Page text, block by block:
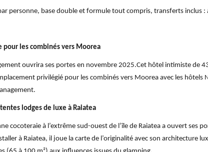
personne, base double et formule tout compris, transferts inclus :
les combinés vers Moorea
ouvrira ses portes en novembre 2025.Cet hôtel intimiste de
privilégié pour les combinés vers Moorea avec les hôtels
lodges de luxe à Raiatea
cocoteraie à l’extrême sud-ouest de l’île de Raiatea a ouvert ses
à Raiatea, il joue la carte de l’originalité avec son architecture